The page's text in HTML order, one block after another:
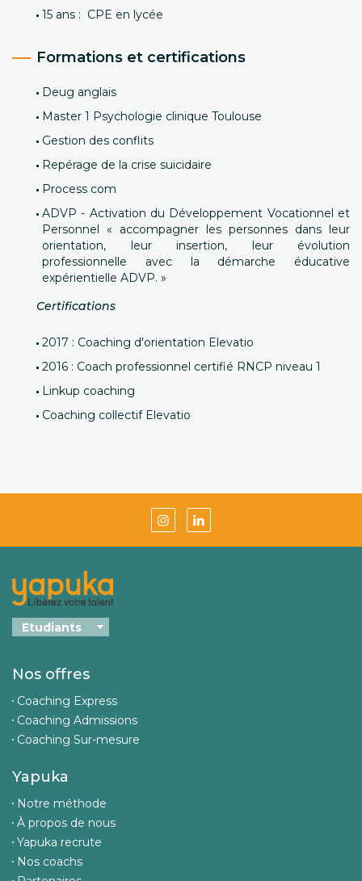
15 ans : CPE en lycée
Formations et certifications
Deug anglais
Master 1 Psychologie clinique Toulouse
Gestion des conflits
Repérage de la crise suicidaire
Process com
ADVP - Activation du Développement Vocationnel et
Personnel « accompagner les personnes dans leur
orientation, leur insertion, leur évolution
professionnelle avec la démarche éducative
expérientielle ADVP. »
Certifications
2017 : Coaching d'orientation Elevatio
2016 : Coach professionnel certifié RNCP niveau 1
Linkup coaching
Coaching collectif Elevatio
Nos offres
Coaching Express
Coaching Admissions
Coaching Sur-mesure
Yapuka
Notre méthode
À propos de nous
Yapuka recrute
Nos coachs